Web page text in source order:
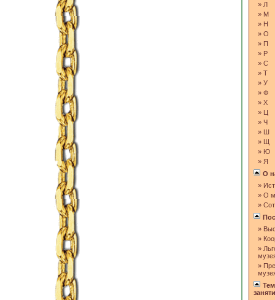
» Л
» М
» Н
» О
» П
» Р
» С
» Т
» У
» Ф
» Х
»
» Ч
»
»
» Ю
» Я
О
»
» О
»
»
»
»
»